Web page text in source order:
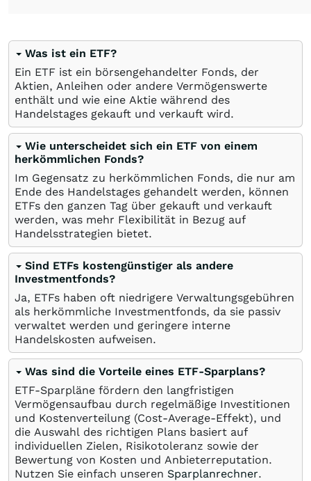
Was ist ein ETF?
Ein ETF ist ein börsengehandelter Fonds, der
Aktien, Anleihen oder andere Vermögenswerte
enthält und wie eine Aktie während des
Handelstages gekauft und verkauft wird.
Wie unterscheidet sich ein ETF von einem
herkömmlichen Fonds?
Im Gegensatz zu herkömmlichen Fonds, die nur am
Ende des Handelstages gehandelt werden, können
ETFs den ganzen Tag über gekauft und verkauft
werden, was mehr Flexibilität in Bezug auf
Handelsstrategien bietet.
Sind ETFs kostengünstiger als andere
Investmentfonds?
Ja, ETFs haben oft niedrigere Verwaltungsgebühren
als herkömmliche Investmentfonds, da sie passiv
verwaltet werden und geringere interne
Handelskosten aufweisen.
Was sind die Vorteile eines ETF-Sparplans?
ETF-Sparpläne fördern den langfristigen
Vermögensaufbau durch regelmäßige Investitionen
und Kostenverteilung (Cost-Average-Effekt), und
die Auswahl des richtigen Plans basiert auf
individuellen Zielen, Risikotoleranz sowie der
Bewertung von Kosten und Anbieterreputation.
Nutzen Sie einfach unseren Sparplanrechner.